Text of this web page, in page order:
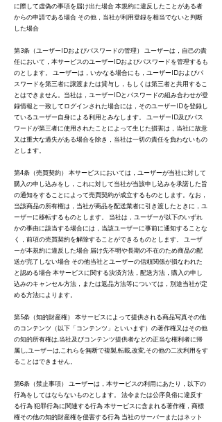
に際して虚偽の事項を届け出た場合 本規約に違反したことがある者
からの申請である場合 その他，当社が利用登録を相当でないと判断
した場合
第3条（ユーザーIDおよびパスワードの管理） ユーザーは，自己の責
任において，本サービスのユーザーIDおよびパスワードを管理するも
のとします。 ユーザーは，いかなる場合にも，ユーザーIDおよびパ
スワードを第三者に譲渡または貸与し，もしくは第三者と共用するこ
とはできません。当社は，ユーザーIDとパスワードの組み合わせが登
録情報と一致してログインされた場合には，そのユーザーIDを登録し
ているユーザー自身による利用とみなします。 ユーザーID及びパス
ワードが第三者に使用されたことによって生じた損害は，当社に故意
又は重大な過失がある場合を除き，当社は一切の責任を負わないもの
とします。
第4条（売買契約） 本サービスにおいては，ユーザーが当社に対して
購入の申し込みをし，これに対して当社が当該申し込みを承諾した旨
の通知をすることによって売買契約が成立するものとします。なお，
当該商品の所有権は，当社が商品を配送業者に引き渡したときに，ユ
ーザーに移転するものとします。 当社は，ユーザーが以下のいずれ
かの事由に該当する場合には，当該ユーザーに事前に通知することな
く，前項の売買契約を解除することができるものとします。 ユーザ
ーが本規約に違反した場合 届け先不明や長期の不在のため商品の配
送が完了しない場合 その他当社とユーザーの信頼関係が損なわれた
と認める場合 本サービスに関する決済方法，配送方法，購入の申し
込みのキャンセル方法，または返品方法等については，別途当社が定
める方法によります。
第5条（知的財産権） 本サービスによって提供される商品写真その他
のコンテンツ（以下「コンテンツ」といいます）の著作権又はその他
の知的所有権は,当社及びコンテンツ提供者などの正当な権利者に帰
属し,ユーザーは,これらを無断で複製,転載,改変,その他の二次利用をす
ることはできません。
第6条（禁止事項） ユーザーは，本サービスの利用にあたり，以下の
行為をしてはならないものとします。 法令または公序良俗に違反す
る行為 犯罪行為に関連する行為 本サービスに含まれる著作権，商標
権その他の知的財産権を侵害する行為 当社のサーバーまたはネット